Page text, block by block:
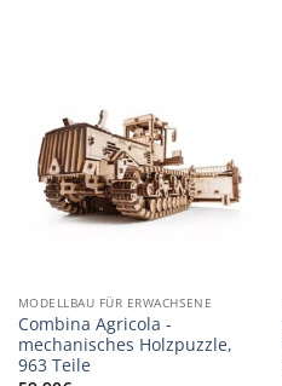
MODELLBAU FÜR ERWACHSENE
Combina Agricola -
mechanisches Holzpuzzle,
963 Teile